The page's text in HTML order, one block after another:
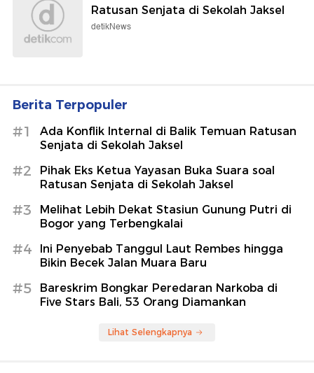
Ratusan Senjata di Sekolah Jaksel
detikNews
Berita Terpopuler
#1
Ada Konflik Internal di Balik Temuan Ratusan
Senjata di Sekolah Jaksel
#2
Pihak Eks Ketua Yayasan Buka Suara soal
Ratusan Senjata di Sekolah Jaksel
#3
Melihat Lebih Dekat Stasiun Gunung Putri di
Bogor yang Terbengkalai
#4
Ini Penyebab Tanggul Laut Rembes hingga
Bikin Becek Jalan Muara Baru
#5
Bareskrim Bongkar Peredaran Narkoba di
Five Stars Bali, 53 Orang Diamankan
Lihat Selengkapnya